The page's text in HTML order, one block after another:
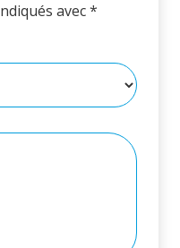
avec*